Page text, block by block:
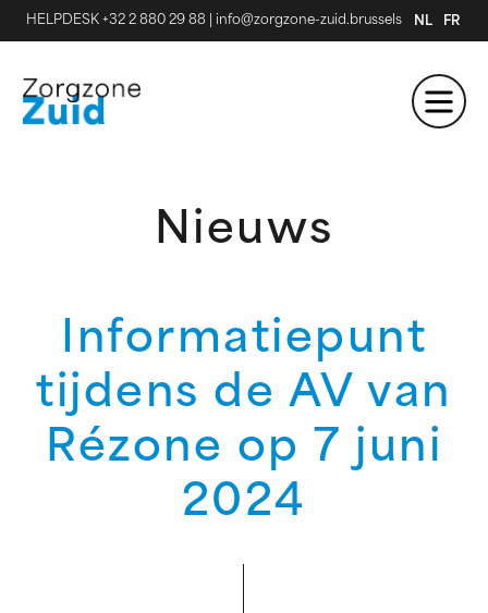
HELPDESK +32 2 880 29 88 info@zorgzone-zuid.brussels NL FR
Nieuws
Informatiepunt
tijdens de AV van
Rézone op 7 juni
2024